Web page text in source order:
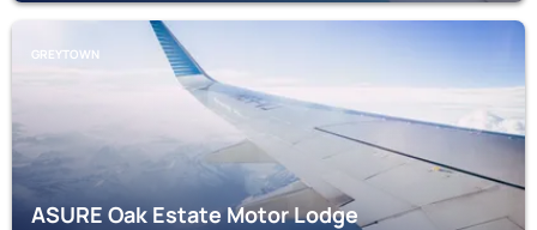
GREYTOWN
ASURE Oak Estate Motor Lodge